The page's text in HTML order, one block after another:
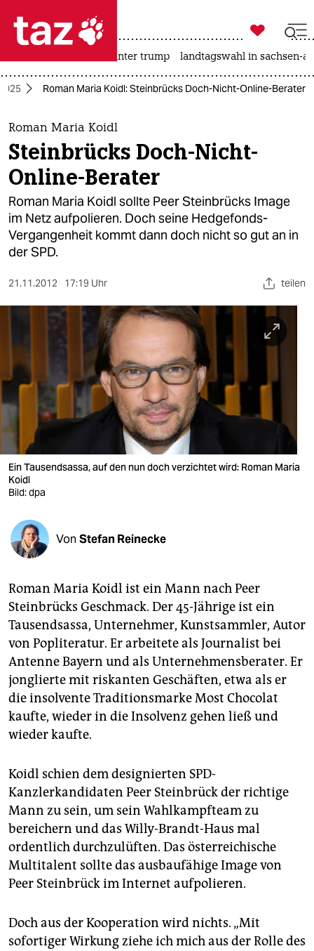
 taz zahl ich
taz zahl ich
themen
politik
öko
gesellschaft
kultur
sport
nord
wahrheit
verlag
verlag
veranstaltungen
shop
fragen & hilfe
unterstützen
genossenschaft
epaper login

taz zahl ich
usa unter trump landtagswahl in sachsen-
Roman Maria Koidl: Steinbrücks Doch-Nicht-Online-Berater
Roman Maria Koidl
Steinbrücks Doch-Nicht-
Online-Berater
Roman Maria Koidl sollte Peer Steinbrücks Image
im Netz aufpolieren. Doch seine Hedgefonds-
Vergangenheit kommt dann doch nicht so gut an in
der SPD.
21.11.2012 17:19 Uhr teilen
Ein Tausendsassa, auf den nun doch verzichtet wird: Roman Maria
Koidl
Bild: dpa
Von Stefan Reinecke
Roman Maria Koidl ist ein Mann nach Peer
Steinbrücks Geschmack. Der 45-Jährige ist ein
Tausendsassa, Unternehmer, Kunstsammler, Autor
von Popliteratur. Er arbeitete als Journalist bei
Antenne Bayern und als Unternehmensberater. Er
jonglierte mit riskanten Geschäften, etwa als er
die insolvente Traditionsmarke Most Chocolat
kaufte, wieder in die Insolvenz gehen ließ und
wieder kaufte.
Koidl schien dem designierten SPD-
Kanzlerkandidaten Peer Steinbrück der richtige
Mann zu sein, um sein Wahlkampfteam zu
bereichern und das Willy-Brandt-Haus mal
ordentlich durchzulüften. Das österreichische
Multitalent sollte das ausbaufähige Image von
Peer Steinbrück im Internet aufpolieren.
Doch aus der Kooperation wird nichts. „Mit
sofortiger Wirkung ziehe ich mich aus der Rolle des